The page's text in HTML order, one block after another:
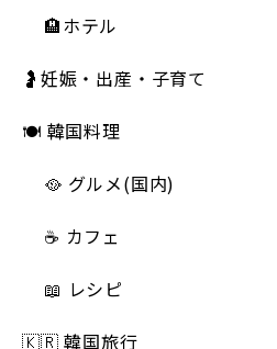
🏨ホテル
🤰妊娠・出産・子育て
🍽 韓国料理
🥘 グルメ(国内)
☕️ カフェ
📖 レシピ
🇰🇷 韓国旅行